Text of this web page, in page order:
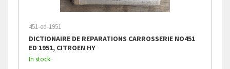
451-ed-1951
DICTIONAIRE DE REPARATIONS CARROSSERIE NO451
ED 1951, CITROEN HY
In stock